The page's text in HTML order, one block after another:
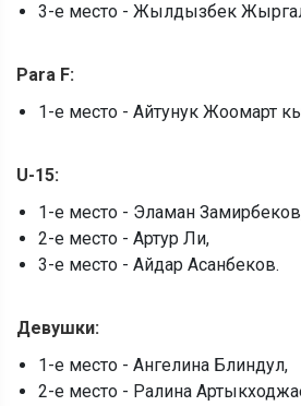
3-е место - Жылдызбек
Para F:
1-е место - Айтунук Жоомарт
U-15:
1-е место - Эламан
2-е место - Артур Ли,
3-е место - Айдар Асанбеков.
Девушки:
1-е место - Ангелина Блиндул,
2-е место - Ралина